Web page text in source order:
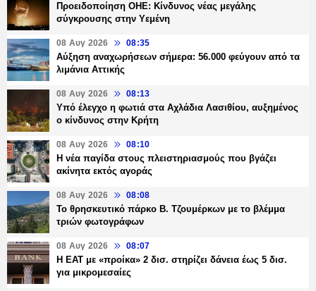
Προειδοποίηση ΟΗΕ: Κίνδυνος νέας μεγάλης
σύγκρουσης στην Υεμένη
08 Αυγ 2026 08:35
Αύξηση αναχωρήσεων σήμερα: 56.000 φεύγουν από τα
λιμάνια Αττικής
08 Αυγ 2026 08:13
Υπό έλεγχο η φωτιά στα Αχλάδια Λασιθίου, αυξημένος
ο κίνδυνος στην Κρήτη
08 Αυγ 2026 08:10
Η νέα παγίδα στους πλειστηριασμούς που βγάζει
ακίνητα εκτός αγοράς
08 Αυγ 2026 08:08
Το θρησκευτικό πάρκο Β. Τζουμέρκων με το βλέμμα
τριών φωτογράφων
08 Αυγ 2026 08:07
Η ΕΑΤ με «προίκα» 2 δισ. στηρίζει δάνεια έως 5 δισ.
για μικρομεσαίες